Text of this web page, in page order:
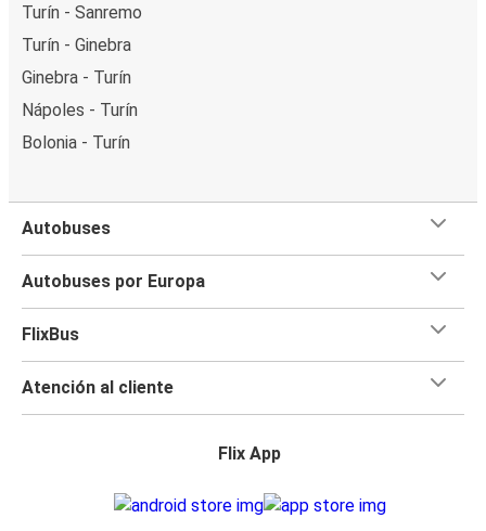
Turín - Sanremo
Turín - Ginebra
Ginebra - Turín
Nápoles - Turín
Bolonia - Turín
Autobuses
Autobuses por Europa
FlixBus
Atención al cliente
Flix App